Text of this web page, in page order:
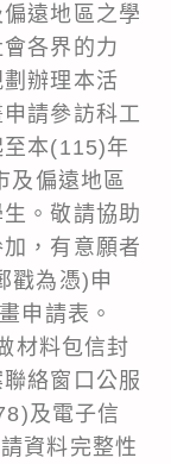
遠地區之學
各界的力
辦理本活
請參訪科工
本(115)年
及偏遠地區
。敬請協助
，有意願者
戳為憑)申
申請表。
材料包信封
絡窗口公服
及電子信
資料完整性